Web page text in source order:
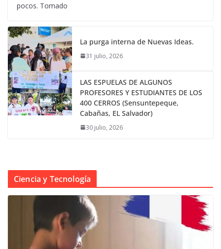
pocos. Tomado
La purga interna de Nuevas Ideas.
31 julio, 2026
LAS ESPUELAS DE ALGUNOS
PROFESORES Y ESTUDIANTES DE LOS
400 CERROS (Sensuntepeque,
Cabañas, EL Salvador)
30 julio, 2026
Ciencia y Tecnología